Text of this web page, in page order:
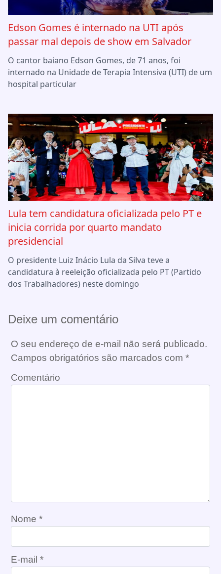
Edson Gomes é internado na UTI após
passar mal depois de show em Salvador
O cantor baiano Edson Gomes, de 71 anos, foi
internado na Unidade de Terapia Intensiva (UTI) de um
hospital particular
Lula tem candidatura oficializada pelo PT e
inicia corrida por quarto mandato
presidencial
O presidente Luiz Inácio Lula da Silva teve a
candidatura à reeleição oficializada pelo PT (Partido
dos Trabalhadores) neste domingo
Deixe um comentário
O seu endereço de e-mail não será publicado.
Campos obrigatórios são marcados com *
Comentário
Nome *
E-mail *